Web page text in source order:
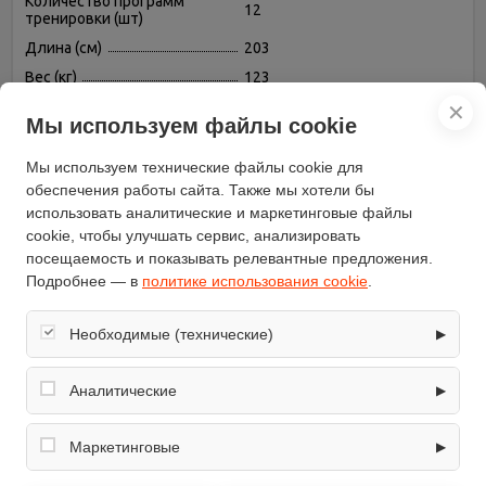
тренировки (шт)
12
Длина (см)
203
Вес (кг)
123
Бренд
American Motion Fitness
Высота (см)
140
Конструкция
складная
Регулировка угла наклона
автоматическая
Измерение пульса
есть, крепление на ручке
Встроенные устройства
вентилятор
Ширина бегового полотна
(см)
Длина бегового полотна (см) 140
Возможность
использования
Тип
✕
Мы используем файлы cookie
Мы используем технические файлы cookie для
обеспечения работы сайта. Также мы хотели бы
использовать аналитические и маркетинговые файлы
cookie, чтобы улучшать сервис, анализировать
посещаемость и показывать релевантные предложения.
Подробнее — в политике использования cookie
Необходимые (технические) ▶
Обеспечивают корректную работу сайта: оформление
заказа, корзина, вход в личный кабинет. Без них основные
Аналитические ▶
Собирают обезличенную информацию о посещениях и
использовании сайта (например, счётчики аналитики),
Маркетинговые ▶